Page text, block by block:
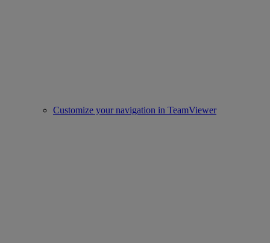
Customize your navigation in TeamViewer